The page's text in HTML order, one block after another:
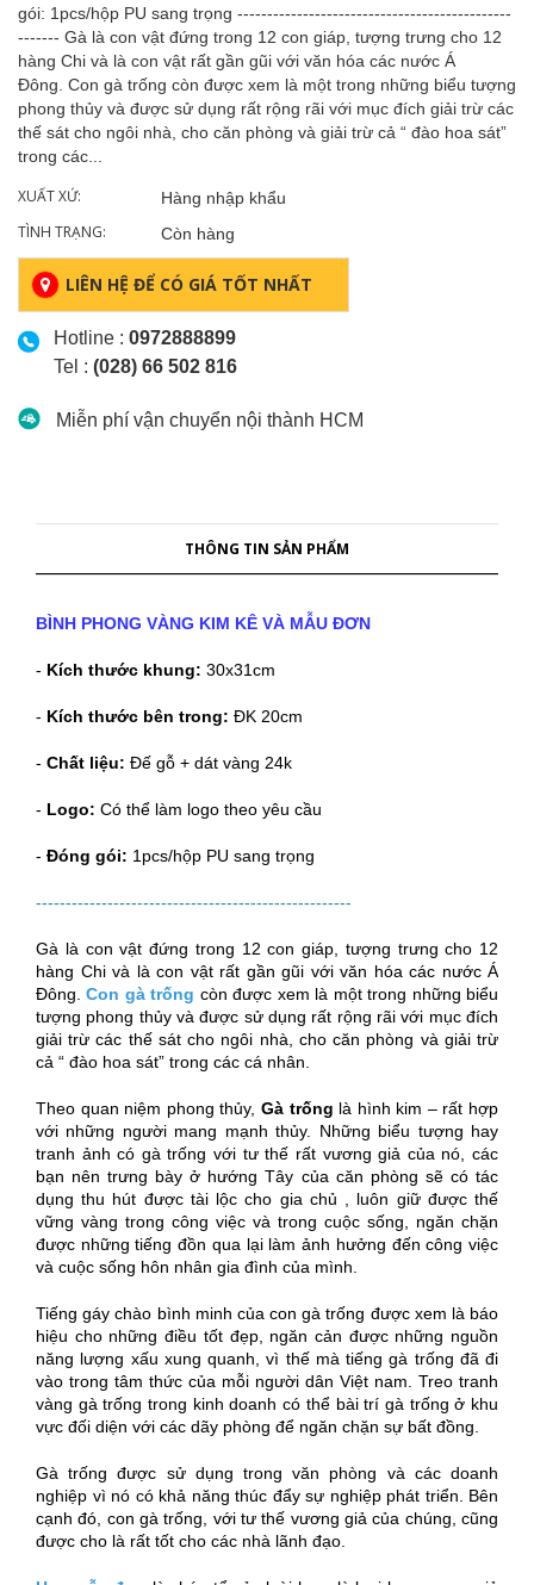
gói: 1pcs/hộp PU sang trọng ----------------------------------------------
------- Gà là con vật đứng trong 12 con giáp, tượng trưng cho 12
hàng Chi và là con vật rất gần gũi với văn hóa các nước Á
Đông. Con gà trống còn được xem là một trong những biểu tượng
phong thủy và được sử dụng rất rộng rãi với mục đích giải trừ các
thế sát cho ngôi nhà, cho căn phòng và giải trừ cả “ đào hoa sát”
trong các...
XUẤT XỨ: Hàng nhập khẩu
TÌNH TRẠNG: Còn hàng
LIÊN HỆ ĐỂ CÓ GIÁ TỐT NHẤT
Hotline : 0972888899
Tel : (028) 66 502 816
Miễn phí vận chuyển nội thành HCM
THÔNG TIN SẢN PHẨM
BÌNH PHONG VÀNG KIM KÊ VÀ MẪU ĐƠN
- Kích thước khung: 30x31cm
- Kích thước bên trong: ĐK 20cm
- Chất liệu: Đế gỗ + dát vàng 24k
- Logo: Có thể làm logo theo yêu cầu
- Đóng gói: 1pcs/hộp PU sang trọng
-----------------------------------------------------
Gà là con vật đứng trong 12 con giáp, tượng trưng cho 12
hàng Chi và là con vật rất gần gũi với văn hóa các nước Á
Đông.Con gà trống còn được xem là một trong những biểu
tượng phong thủy và được sử dụng rất rộng rãi với mục đích
giải trừ các thế sát cho ngôi nhà, cho căn phòng và giải trừ
cả “ đào hoa sát” trong các cá nhân.
Theo quan niệm phong thủy, Gà trống là hình kim – rất hợp
với những người mang mạnh thủy. Những biểu tượng hay
tranh ảnh có gà trống với tư thế rất vương giả của nó, các
bạn nên trưng bày ở hướng Tây của căn phòng sẽ có tác
dụng thu hút được tài lộc cho gia chủ , luôn giữ được thế
vững vàng trong công việc và trong cuộc sống, ngăn chặn
được những tiếng đồn qua lại làm ảnh hưởng đến công việc
và cuộc sống hôn nhân gia đình của mình.
Tiếng gáy chào bình minh của con gà trống được xem là báo
hiệu cho những điều tốt đẹp, ngăn cản được những nguồn
năng lượng xấu xung quanh, vì thế mà tiếng gà trống đã đi
vào trong tâm thức của mỗi người dân Việt nam. Treo tranh
vàng gà trống trong kinh doanh có thể bài trí gà trống ở khu
vực đối diện với các dãy phòng để ngăn chặn sự bất đồng.
Gà trống được sử dụng trong văn phòng và các doanh
nghiệp vì nó có khả năng thúc đẩy sự nghiệp phát triển. Bên
cạnh đó, con gà trống, với tư thế vương giả của chúng, cũng
được cho là rất tốt cho các nhà lãnh đạo.